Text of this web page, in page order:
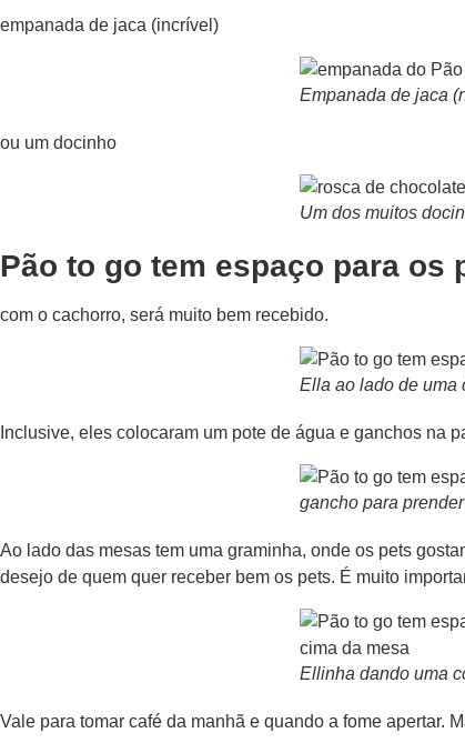
empanada de jaca (incrível)
Empanada de jaca
ou um docinho
Um dos muitos
Pão to go tem espaço para os
com o cachorro, será muito bem recebido.
Ella ao lado de uma
Inclusive, eles colocaram um pote de água e ganchos na
gancho para
Ao lado das mesas tem uma graminha, onde os pets
desejo de quem quer receber bem os pets. É muito
Ellinha dando uma
Vale para tomar café da manhã e quando a fome apertar.